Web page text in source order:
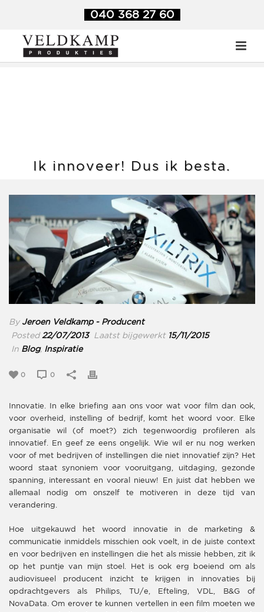
040 368 27 60
Ik innoveer! Dus ik besta.
By Jeroen Veldkamp - Producent
Posted 22/07/2013Laatst bijgewerkt 15/11/2015
In Blog, Inspiratie
0 0
Innovatie. In elke briefing aan ons voor wat voor film dan ook,
voor overheid, instelling of bedrijf, komt het woord voor. Elke
organisatie wil (of moet?) zich tegenwoordig profileren als
innovatief. En geef ze eens ongelijk. Wie wil er nu nog werken
voor of met bedrijven of instellingen die niet innovatief zijn? Het
woord staat synoniem voor vooruitgang, uitdaging, gezonde
spanning, interessant en vooral nieuw! En juist dat hebben we
allemaal nodig om onszelf te motiveren in deze tijd van
verandering.
Hoe uitgekauwd het woord innovatie in de marketing &
communicatie inmiddels misschien ook voelt, in de juiste context
en voor bedrijven en instellingen die het als missie hebben, zit ik
op het puntje van mijn stoel. Het is ook erg boeiend om als
audiovisueel producent inzicht te krijgen in innovaties bij
opdrachtgevers als Philips, TU/e, Efteling, VDL, B&G of
NovaData. Om erover te kunnen vertellen in een film moeten we